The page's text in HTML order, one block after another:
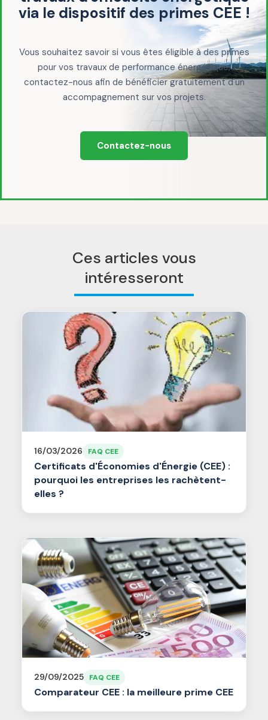
via le dispositif des primes CEE !
Vous souhaitez savoir si vous êtes éligible à des primes
pour vos travaux de performance énergétique,
contactez-nous afin de bénéficier gratuitement d'un
accompagnement sur vos projets.
Contactez-nous
Ces articles vous
intéresseront
16/03/2026 FAQ CEE
Certificats d'Économies d'Énergie (CEE) :
pourquoi les entreprises les rachètent-
elles ?
29/09/2025 FAQ CEE
Comparateur CEE : la meilleure prime CEE